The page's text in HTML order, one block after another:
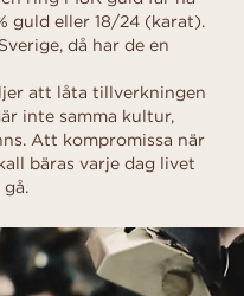
guld eller 18/24 (karat).
då har de en
att låta tillverkningen
inte samma kultur,
Att kompromissa när
bäras varje dag livet